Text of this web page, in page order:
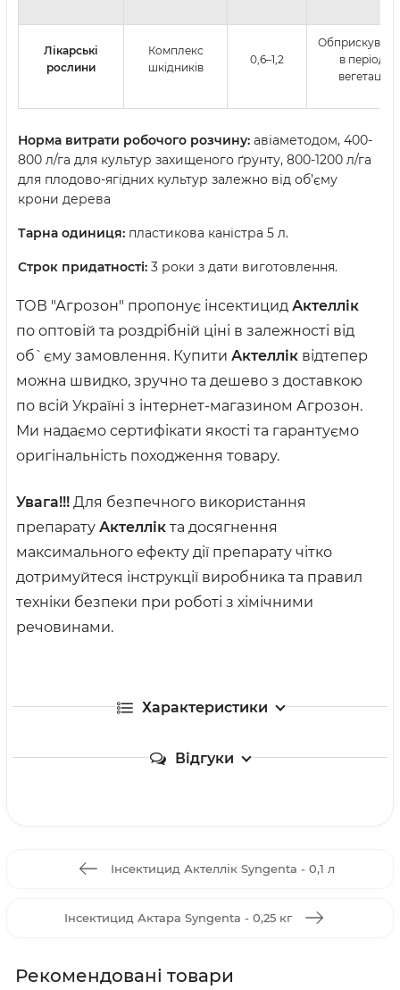
Лікарські
рослини
Комплекс
шкідників
0,6–1,2
в період
вегетації
Норма витрати робочого розчину: авіаметодом, 400-
800 л/га для культур захищеного ґрунту, 800-1200 л/га
для плодово-ягідних культур залежно від об’єму
крони дерева
Тарна одиниця: пластикова каністра 5 л.
Строк придатності: 3 роки з дати виготовлення.
ТОВ "Агрозон" пропонує інсектицид Актеллік
по оптовій та роздрібній ціні в залежності від
об`єму замовлення. Купити Актеллік відтепер
можна швидко, зручно та дешево з доставкою
по всій Україні з інтернет-магазином Агрозон.
Ми надаємо сертифікати якості та гарантуємо
оригінальність походження товару.
Увага!!! Для безпечного використання
препарату Актеллік та досягнення
максимального ефекту дії препарату чітко
дотримуйтеся інструкції виробника та правил
техніки безпеки при роботі з хімічними
речовинами.
Характеристики
Відгуки
Інсектицид Актеллік Syngenta - 0,1 л
Інсектицид Актара Syngenta - 0,25 кг
Рекомендовані товари